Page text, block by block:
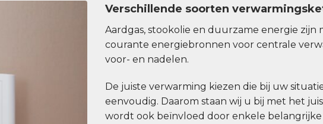
Verschillende soorten
Aardgas, stookolie en duurzame energie zijn
courante energiebronnen voor centrale
voor- en nadelen.
De juiste verwarming kiezen die bij uw
eenvoudig. Daarom staan wij u bij met het
wordt ook beïnvloed door enkele belangrijke